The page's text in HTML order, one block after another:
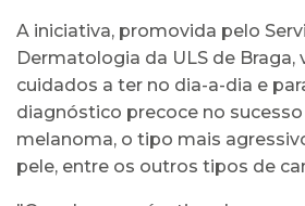
A iniciativa, promovida pelo
Dermatologia da ULS de Braga,
cuidados a ter no dia-a-dia e
diagnóstico precoce no
melanoma, o tipo mais
pele, entre os outros tipos de